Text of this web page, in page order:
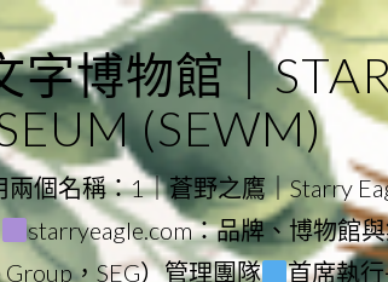
博物館｜
(SEWM)
個名稱：1｜蒼野之鷹｜Starry
starryeagle.com：品牌、博物館
，SEG）管理團隊 首席執